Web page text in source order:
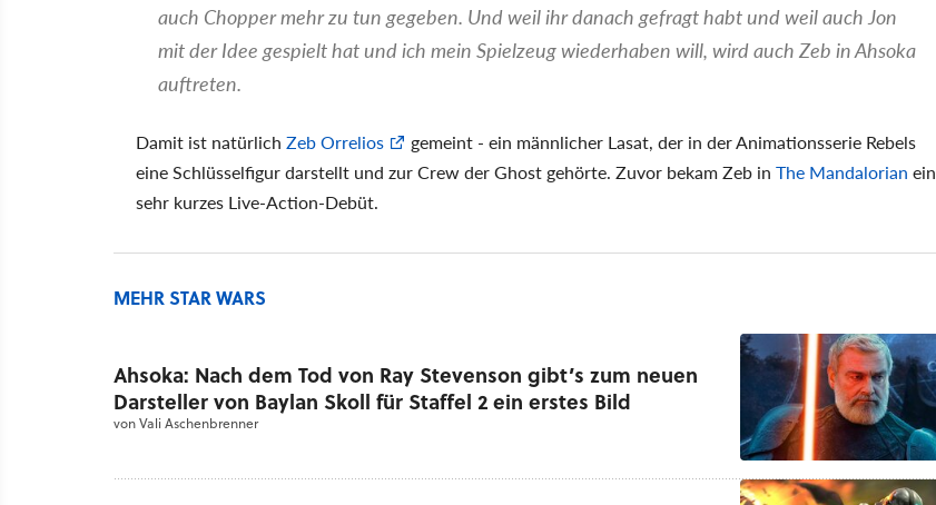
auch Chopper mehr zu tun gegeben. Und weil ihr danach gefragt habt und weil auch Jon
mit der Idee gespielt hat und ich mein Spielzeug wiederhaben will, wird auch Zeb in Ahsoka
auftreten.
Damit ist natürlich Zeb Orrelios
gemeint - ein männlicher Lasat, der in der Animationsserie Rebels
eine Schlüsselfigur darstellt und zur Crew der Ghost gehörte. Zuvor bekam Zeb in The Mandalorian ein
sehr kurzes Live-Action-Debüt.
MEHR STAR WARS
Ahsoka: Nach dem Tod von Ray Stevenson gibt’s zum neuen
Darsteller von Baylan Skoll für Staffel 2 ein erstes Bild
vonVali Aschenbrenner